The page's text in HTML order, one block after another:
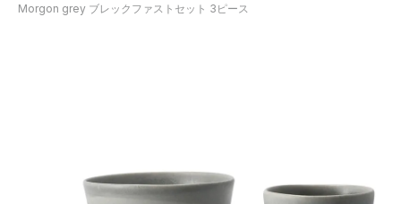
Morgon grey ブレックファストセット 3ピース